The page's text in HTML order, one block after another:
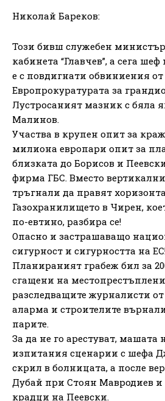
Николай Бареков:
Този бивш служебен
кабинета “Главчев”, а сега
е с повдигнати обвиниения от
Европрокуратурата за
Лустросаният мазник с бяла
Малинов.
Участва в крупен опит за
милиона европари опит за
близката до Борисов и
фирма ГБС. Вместо
тръгнали да правят
Газохранилището в Чирен,
по-евтино, разбира се!
Опасно и застрашаващо
сигурност и сигурността на
Планираният грабеж бил за
сгащени на
разследващите журналисти
аларма и строителите
парите.
За да не го арестуват,
изпитания сценарии с шефа
скрил в болницата, а после
Дубай при Стоян Мавродиев
крадци на Пеевски.